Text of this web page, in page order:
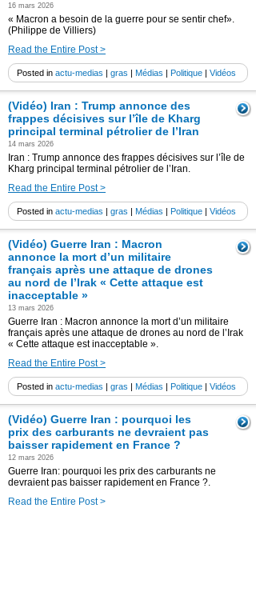
16 mars 2026
« Macron a besoin de la guerre pour se sentir chef».
(Philippe de Villiers)
Read the Entire Post >
Posted in actu-medias | gras | Médias | Politique | Vidéos
(Vidéo) Iran : Trump annonce des
frappes décisives sur l’île de Kharg
principal terminal pétrolier de l’Iran
14 mars 2026
Iran : Trump annonce des frappes décisives sur l’île de
Kharg principal terminal pétrolier de l’Iran.
Read the Entire Post >
Posted in actu-medias | gras | Médias | Politique | Vidéos
(Vidéo) Guerre Iran : Macron
annonce la mort d’un militaire
français après une attaque de drones
au nord de l’Irak « Cette attaque est
inacceptable »
13 mars 2026
Guerre Iran : Macron annonce la mort d’un militaire
français après une attaque de drones au nord de l’Irak
« Cette attaque est inacceptable ».
Read the Entire Post >
Posted in actu-medias | gras | Médias | Politique | Vidéos
(Vidéo) Guerre Iran : pourquoi les
prix des carburants ne devraient pas
baisser rapidement en France ?
12 mars 2026
Guerre Iran: pourquoi les prix des carburants ne
devraient pas baisser rapidement en France ?.
Read the Entire Post >